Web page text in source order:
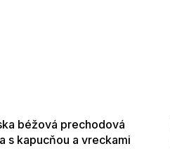
béžová prechodová
s kapucňou a vreckami